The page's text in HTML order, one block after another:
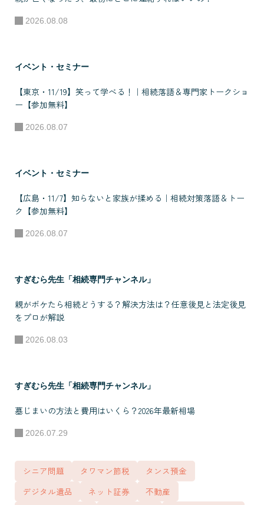
している。（成
取締役 株式会社C-
サルタントFC「資
2026.08.08
イベント・セミナー
【東京・11/19】笑って学べる！｜相続落語＆専門家トークショ
ー【参加無料】
2026.08.07
イベント・セミナー
【広島・11/7】知らないと家族が揉める｜相続対策落語＆トー
ク【参加無料】
2026.08.07
すぎむら先生「相続専門チャンネル」
親がボケたら相続どうする？解決方法は？任意後見と法定後見
をプロが解説
2026.08.03
すぎむら先生「相続専門チャンネル」
墓じまいの方法と費用はいくら？2026年最新相場
2026.07.29
シニア問題 タワマン節税
タンス預金
デジタル遺品
ネット証券
不動産